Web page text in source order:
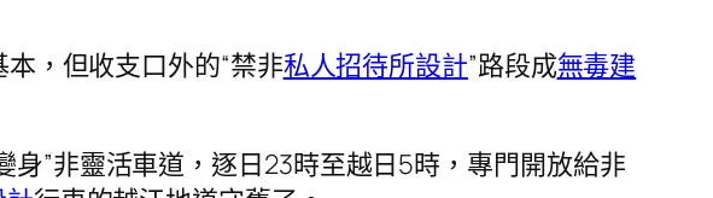
，但收支口外的“禁非私人招待所設計”路段成無毒建
身”非靈活車道，逐日23時至越日5時，專門開放給非